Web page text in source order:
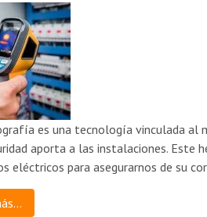
es una tecnología vinculada al
aporta a las instalaciones. Este
eléctricos para asegurarnos de su